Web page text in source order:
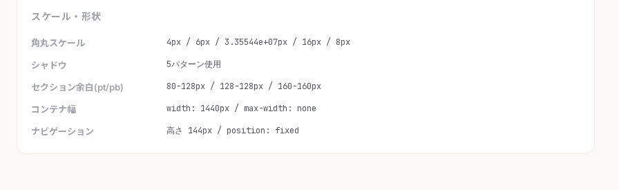
スケール・形状
角丸スケール 4px / 6px / 3.35544e+07px / 16px / 8px
シャドウ 5パターン使用
セクション余白(pt/pb) 80-128px / 128-128px / 160-160px
コンテナ幅 width: 1440px / max-width: none
ナビゲーション 高さ 144px / position: fixed